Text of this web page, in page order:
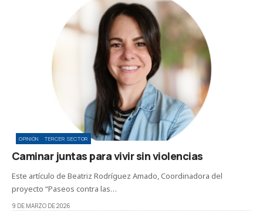
OPINIÓN TERCER SECTOR
Caminar juntas para vivir sin violencias
Este artículo de Beatriz Rodríguez Amado, Coordinadora del
proyecto “Paseos contra las…
9 DE MARZO DE 2026